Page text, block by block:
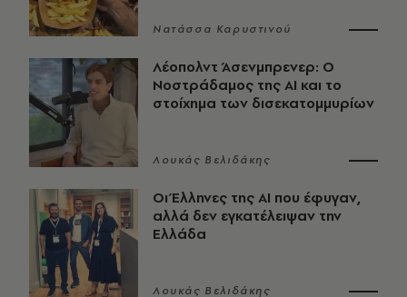
Νατάσσα Καρυστινού
Λέοπολντ Άσενμπρενερ: Ο
Νοστράδαμος της AI και το
στοίχημα των δισεκατομμυρίων
Λουκάς Βελιδάκης
Οι Έλληνες της ΑΙ που έφυγαν,
αλλά δεν εγκατέλειψαν την
Ελλάδα
Λουκάς Βελιδάκης